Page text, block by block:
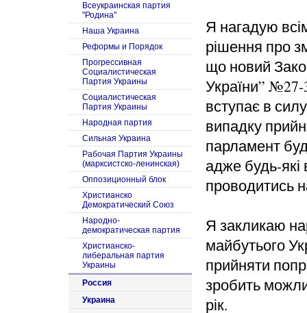
Я нагадую
рішення про
що новий
України” №27-
вступає в
випадку
парламент
адже будь-
проводитись
Я закликаю
майбутього
прийняти
зробить
рік.
Всеукраинская партия
"Родина"
Наша Украина
Реформы и Порядок
Прогрессивная
Социалистическая
Партия Украины
Социалистическая
Партия Украины
Народная партия
Сильная Украина
Рабочая Партия Украины
(марксистско-ленинская)
Оппозиционный блок
Христианско
Демократический Союз
Народно-
демократическая партия
Христианско-
либеральная партия
Украины
Россия
Украина